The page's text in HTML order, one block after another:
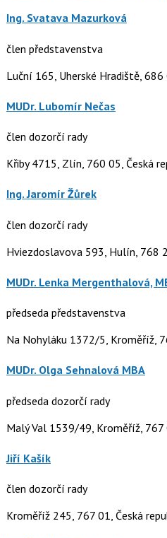
Ing. Svatava Mazurková
člen představenstva
Luční 165, Uherské Hradiště, 686
MUDr. Lubomír Nečas
člen dozorčí rady
Křiby 4715, Zlín, 760 05, Česká
Ing. Jaromír Žůrek
člen dozorčí rady
Hviezdoslavova 593, Hulín, 768
MUDr. Lenka Mergenthalová,
předseda představenstva
Na Nohyláku 1372/5, Kroměříž,
MUDr. Olga Sehnalová MBA
předseda dozorčí rady
Malý Val 1539/49, Kroměříž, 767
Jiří Kašík
člen dozorčí rady
Kroměříž 245, 767 01, Česká